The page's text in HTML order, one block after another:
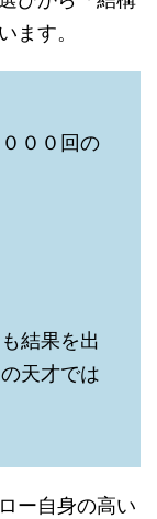
ます。
００回の
結果を出
天才では
ー自身の高い